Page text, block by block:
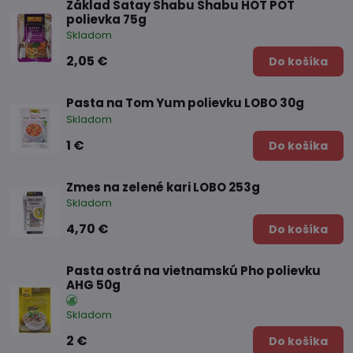
Základ Satay Shabu Shabu HOT POT
polievka 75g
Skladom
2,05 € Do košíka
Pasta na Tom Yum polievku LOBO 30g
Skladom
1 € Do košíka
Zmes na zelené kari LOBO 253g
Skladom
4,70 € Do košíka
Pasta ostrá na vietnamskú Pho polievku
AHG 50g
Skladom
2 € Do košíka